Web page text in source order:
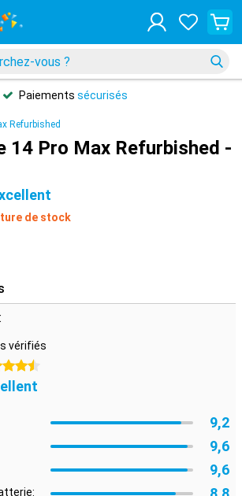
Paiements sécurisés
Refurbished
14 Pro Max Refurbished -
de stock
vérifiés
9,2
9,6
9,6